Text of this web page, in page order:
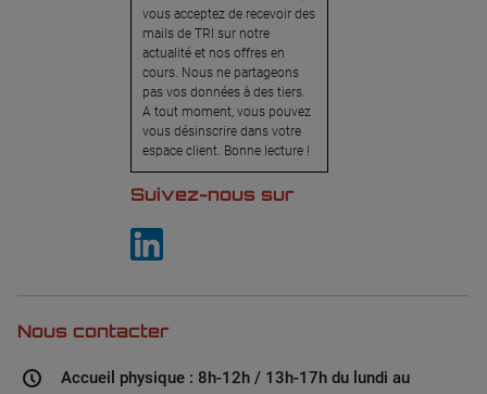
vous acceptez de recevoir des
mails de TRI sur notre
actualité et nos offres en
cours. Nous ne partageons
pas vos données à des tiers.
A tout moment, vous pouvez
vous désinscrire dans votre
espace client. Bonne lecture !
Suivez-nous sur
Nous contacter
Accueil physique : 8h-12h / 13h-17h du lundi au